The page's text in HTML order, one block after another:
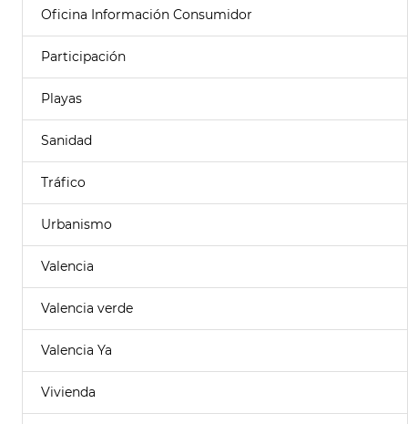
Oficina Información Consumidor
Participación
Playas
Sanidad
Tráfico
Urbanismo
Valencia
Valencia verde
Valencia Ya
Vivienda